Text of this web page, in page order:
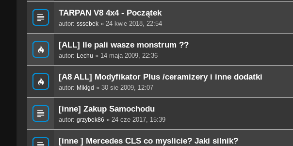
TARPAN V8 4x4 - Początek
autor: sssebek» 24 kwie 2018, 22:54
[ALL] Ile pali wasze monstrum ??
autor: Lechu » 14 maja 2009, 22:36
[A8 ALL] Modyfikator Plus /ceramizery i inne dodatki
autor: Mikigd » 30 sie 2009, 12:07
[inne] Zakup Samochodu
autor: grzybek86 » 24 cze 2017, 15:39
[inne ] Mercedes CLS co myslicie? Jaki silnik?